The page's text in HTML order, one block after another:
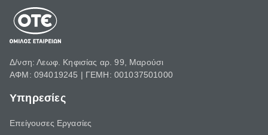
Δ/νση: Λεωφ. Κηφισίας αρ. 99, Μαρούσι
ΑΦΜ: 094019245 | ΓΕΜΗ: 001037501000
Υπηρεσίες
Επείγουσες Εργασίες